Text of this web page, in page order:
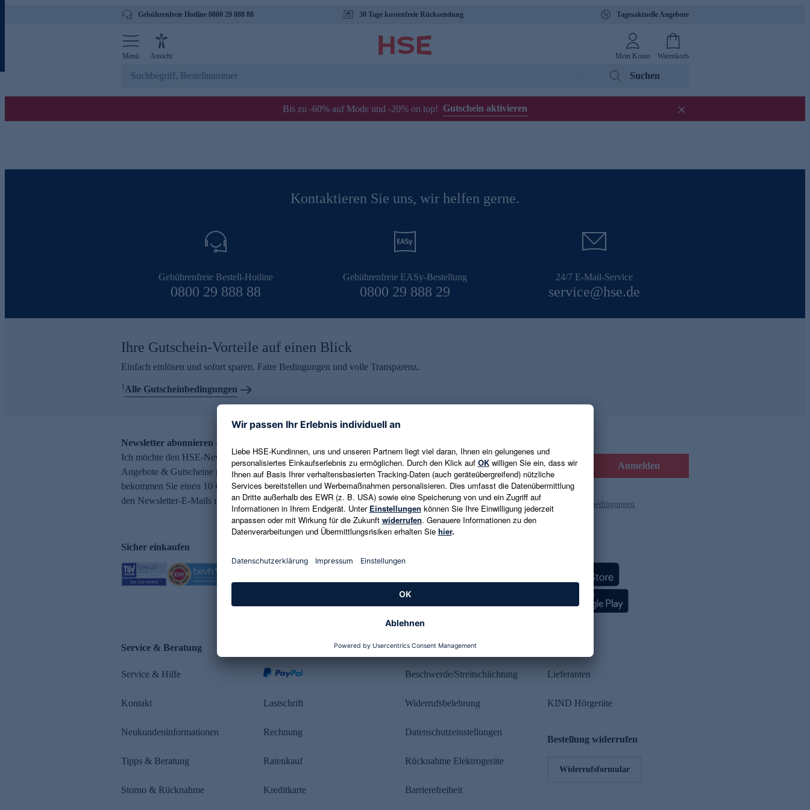
Gebührenfreie Hotline 0800 29 888 88 30 Tage kostenfreie Rücksendung Tagesaktuelle Angebote
Menü Ansicht Mein Konto Warenkorb
Suchen
Bis zu -60% auf Mode und -20% on top! Gutschein aktivieren
Kontaktieren Sie uns, wir helfen gerne.
Gebührenfreie Bestell-Hotline
0800 29 888 88
Gebührenfreie EASy-Bestellung
0800 29 888 29
24/7 E-Mail-Service
service@hse.de
Ihre Gutschein-Vorteile auf einen Blick
Einfach einlösen und sofort sparen. Faire Bedingungen und volle Transparenz.
1Alle Gutscheinbedingungen
Newsletter abonnieren – 10 € Gutschein erhalten
Ich möchte den HSE-Newsletter abonnieren und aktuelle Trends,
Angebote & Gutscheine per E-Mail erhalten. Als Dankeschön
bekommen Sie einen 10 € Gutschein. Eine Abmeldung ist jederzeit in
den Newsletter-E-Mails möglich.
E-Mail-Adresse eingeben Anmelden
Es gelten die Datenschutzrichtlinien und die Gutscheinbedingungen
Sicher einkaufen
Service & Beratung
Service & Hilfe
Kontakt
Neukundeninformationen
Tipps & Beratung
Storno & Rücknahme
Lastschrift
Rechnung
Ratenkauf
Kreditkarte
Rechtliches
Beschwerde/Streitschlichtung
Widerrufsbelehrung
Datenschutzeinstellungen
Rücknahme Elektrogeräte
Barrierefreiheit
Lieferanten
KIND Hörgeräte
Bestellung widerrufen
Widerrufsformular